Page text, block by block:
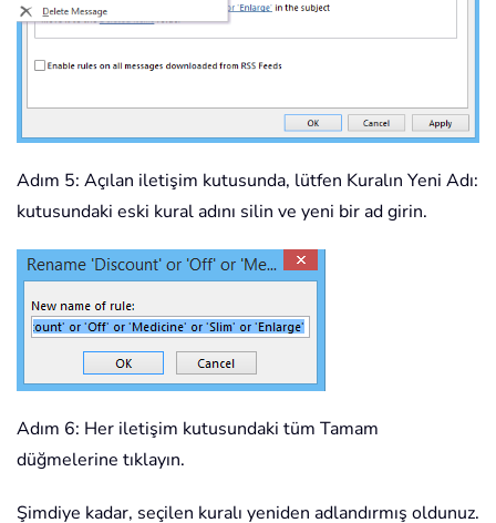
Adım 5: Açılan iletişim kutusunda, lütfen Kuralın Yeni Adı:
kutusundaki eski kural adını silin ve yeni bir ad girin.
Adım 6: Her iletişim kutusundaki tüm Tamam
düğmelerine tıklayın.
Şimdiye kadar, seçilen kuralı yeniden adlandırmış oldunuz.